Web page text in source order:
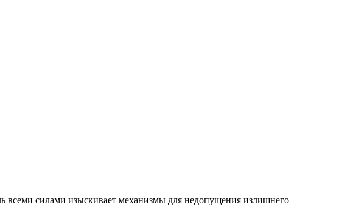
всеми силами изыскивает механизмы для недопущения излишнего